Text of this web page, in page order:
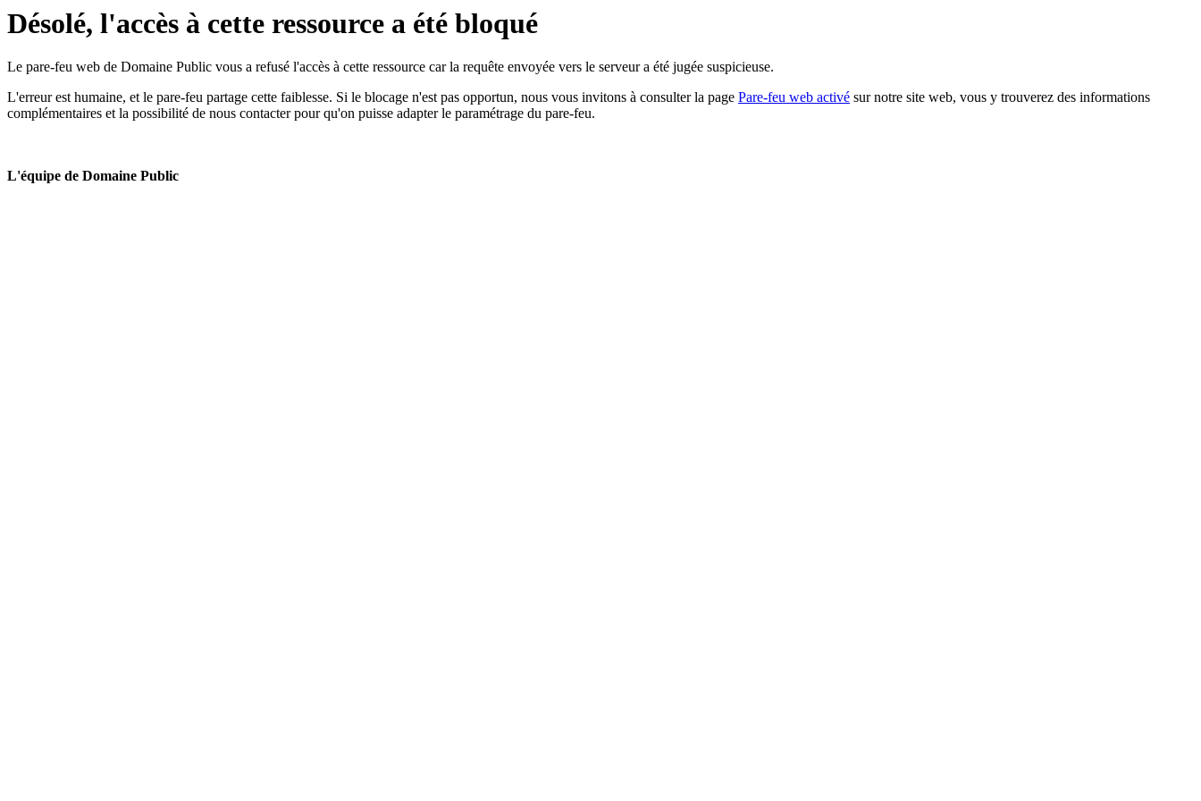
Désolé, l'accès à cette ressource a été bloqué
Le pare-feu web de Domaine Public vous a refusé l'accès à cette ressource car la requête envoyée vers le serveur a été jugée suspicieuse.
L'erreur est humaine, et le pare-feu partage cette faiblesse. Si le blocage n'est pas opportun, nous vous invitons à consulter la page Pare-feu web activé sur notre site web, vous y trouverez des informations
complémentaires et la possibilité de nous contacter pour qu'on puisse adapter le paramétrage du pare-feu.
L'équipe de Domaine Public